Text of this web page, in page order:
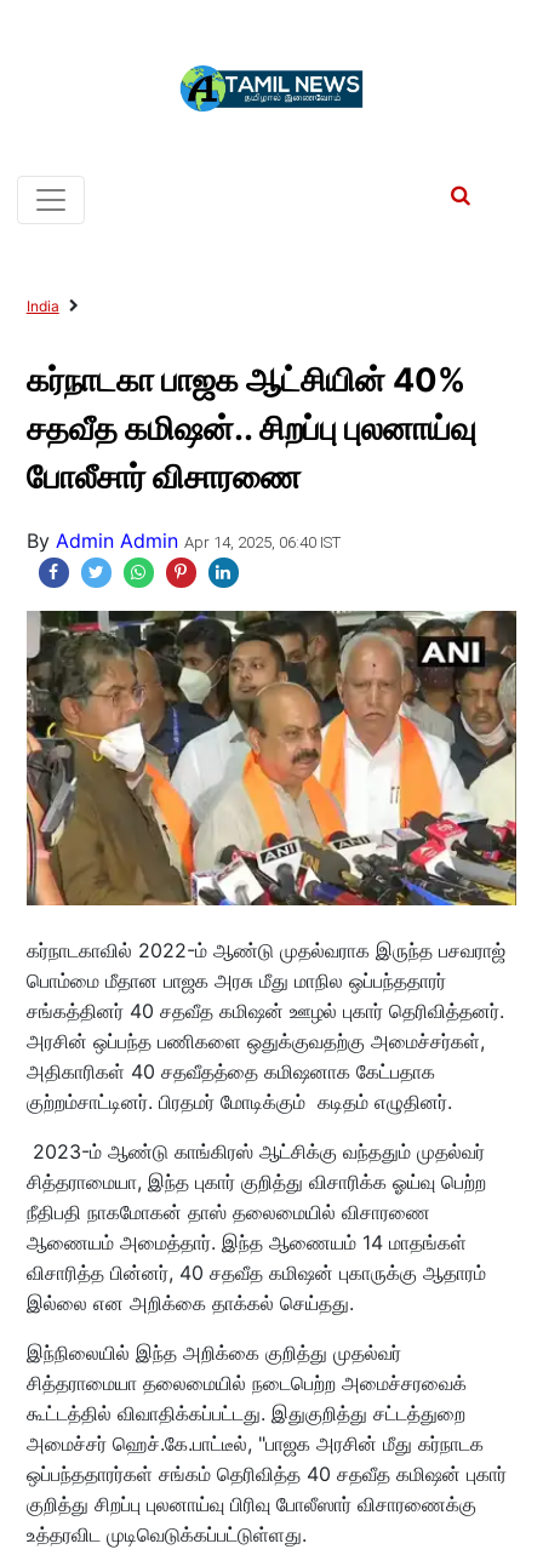
India
கர்நாடகா பாஜக ஆட்சியின் 40%
சதவீத கமிஷன்.. சிறப்பு புலனாய்வு
போலீசார் விசாரணை
By Admin Admin Apr 14, 2025, 06:40 IST
கர்நாடகாவில் 2022-ம் ஆண்டு முதல்வராக இருந்த பசவராஜ்
பொம்மை மீதான பாஜக அரசு மீது மாநில ஒப்பந்ததாரர்
சங்கத்தினர் 40 சதவீத கமிஷன் ஊழல் புகார் தெரிவித்தனர்.
அரசின் ஒப்பந்த பணிகளை ஒதுக்குவதற்கு அமைச்சர்கள்,
அதிகாரிகள் 40 சதவீதத்தை கமிஷனாக கேட்பதாக
குற்றம்சாட்டினர். பிரதமர் மோடிக்கும் கடிதம் எழுதினர்.
2023-ம் ஆண்டு காங்கிரஸ் ஆட்சிக்கு வந்ததும் முதல்வர்
சித்தராமையா, இந்த புகார் குறித்து விசாரிக்க ஓய்வு பெற்ற
நீதிபதி நாகமோகன் தாஸ் தலைமையில் விசாரணை
ஆணையம் அமைத்தார். இந்த ஆணையம் 14 மாதங்கள்
விசாரித்த பின்னர், 40 சதவீத கமிஷன் புகாருக்கு ஆதாரம்
இல்லை என அறிக்கை தாக்கல் செய்தது.
இந்நிலையில் இந்த அறிக்கை குறித்து முதல்வர்
சித்தராமையா தலைமையில் நடைபெற்ற அமைச்சரவைக்
கூட்டத்தில் விவாதிக்கப்பட்டது. இதுகுறித்து சட்டத்துறை
அமைச்சர் ஹெச்.கே.பாட்டீல், "பாஜக அரசின் மீது கர்நாடக
ஒப்பந்ததாரர்கள் சங்கம் தெரிவித்த 40 சதவீத கமிஷன் புகார்
குறித்து சிறப்பு புலனாய்வு பிரிவு போலீஸார் விசாரணைக்கு
உத்தரவிட முடிவெடுக்கப்பட்டுள்ளது.